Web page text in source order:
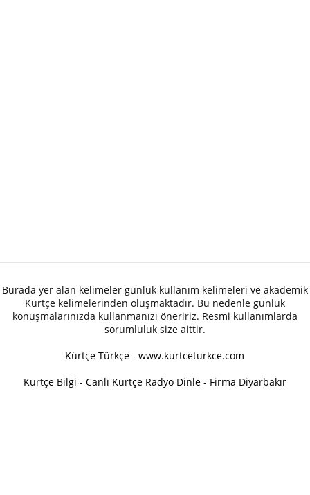
Burada yer alan kelimeler günlük kullanım kelimeleri ve akademik
Kürtçe kelimelerinden oluşmaktadır. Bu nedenle günlük
konuşmalarınızda kullanmanızı öneririz. Resmi kullanımlarda
sorumluluk size aittir.
Kürtçe Türkçe - www.kurtceturkce.com
Kürtçe Bilgi - Canlı Kürtçe Radyo Dinle - Firma Diyarbakır